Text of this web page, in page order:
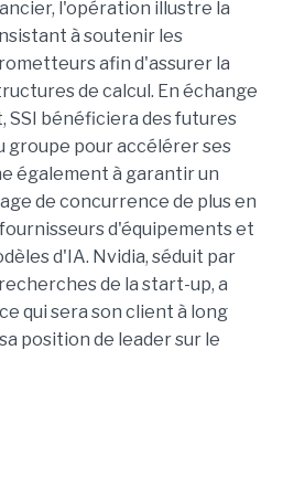
l'opération illustre la
à soutenir les
afin d'assurer la
de calcul. En échange
SSI bénéficiera des futures
groupe pour accélérer ses
également à garantir un
de concurrence de plus en
d'équipements et
d'IA. Nvidia, séduit par
de la start-up, a
qui sera son client à long
position de leader sur le